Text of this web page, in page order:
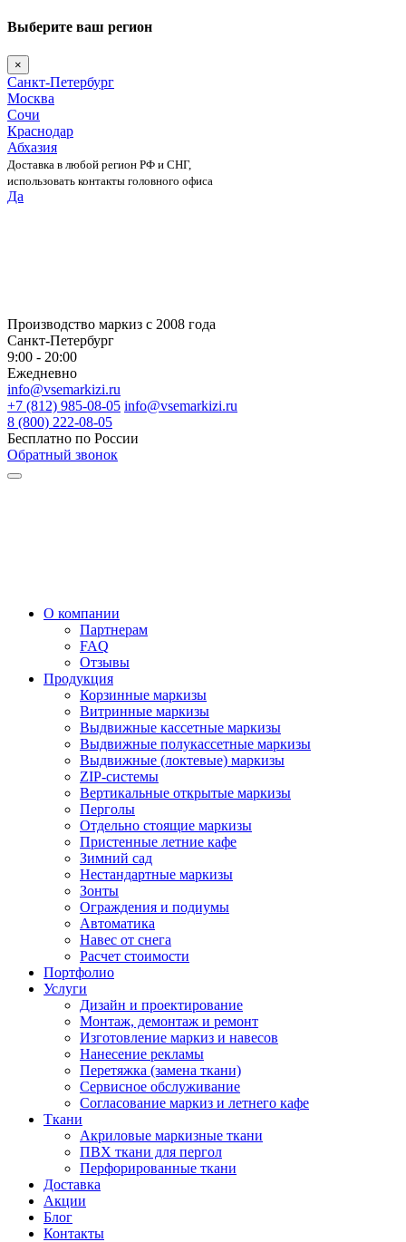
Выберите ваш регион
×
Санкт-Петербург
Москва
Сочи
Краснодар
Абхазия
Доставка в любой регион РФ и СНГ,
использовать контакты головного офиса
Да
Производство маркиз с 2008 года
Санкт-Петербург
9:00 - 20:00
Ежедневно
info@vsemarkizi.ru
+7 (812) 985-08-05 info@vsemarkizi.ru
8 (800) 222-08-05
Бесплатно по России
Обратный звонок
О компании
Партнерам
FAQ
Отзывы
Продукция
Корзинные маркизы
Витринные маркизы
Выдвижные кассетные маркизы
Выдвижные полукассетные маркизы
Выдвижные (локтевые) маркизы
ZIP-системы
Вертикальные открытые маркизы
Перголы
Отдельно стоящие маркизы
Пристенные летние кафе
Зимний сад
Нестандартные маркизы
Зонты
Ограждения и подиумы
Автоматика
Навес от снега
Расчет стоимости
Портфолио
Услуги
Дизайн и проектирование
Монтаж, демонтаж и ремонт
Изготовление маркиз и навесов
Нанесение рекламы
Перетяжка (замена ткани)
Сервисное обслуживание
Согласование маркиз и летнего кафе
Ткани
Акриловые маркизные ткани
ПВХ ткани для пергол
Перфорированные ткани
Доставка
Акции
Блог
Контакты